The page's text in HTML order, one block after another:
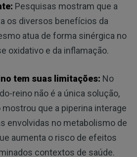
Pesquisas mostram que a
os diversos benefícios da
atua de forma sinérgica no
oxidativo e da inflamação.
tem suas limitações: No
reino não é a única solução,
que a piperina interage
envolvidas no metabolismo de
aumenta o risco de efeitos
contextos de saúde.